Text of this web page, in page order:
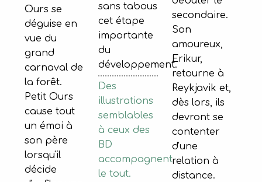
sans tabous
cet étape
importante
du
développement.
Des
illustrations
semblables
à ceux des
BD
accompagnent
le tout.
Ours se
déguise en
vue du
grand
carnaval de
la forêt.
Petit Ours
cause tout
un émoi à
son père
lorsqu'il
décide
secondaire.
Son
amoureux,
Erikur,
retourne à
Reykjavik et,
dès lors, ils
devront se
contenter
d'une
relation à
distance.